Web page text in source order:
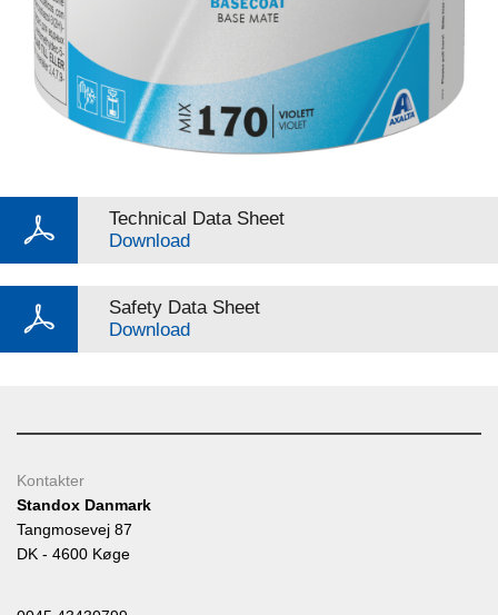
Technical Data Sheet
Download
Safety Data Sheet
Download
Kontakter
Standox Danmark
Tangmosevej 87
DK - 4600 Køge